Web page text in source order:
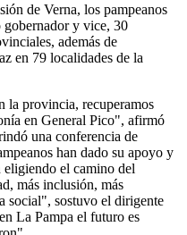
de Verna, los pampeanos
gobernador y vice, 30
además de
en 79 localidades de la
la provincia, recuperamos
en General Pico", afirmó
una conferencia de
han dado su apoyo y
el camino del
más inclusión, más
social", sostuvo el dirigente
en La Pampa el futuro es